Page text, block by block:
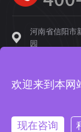
河南省信阳市
园
© Copyright
欢迎来到本网
现在咨询